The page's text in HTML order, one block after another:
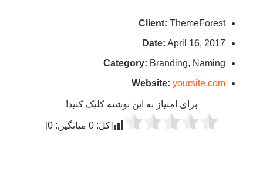
Client: ThemeForest
Date: April 16, 2017
Category: Branding, Naming
Website: yoursite.com
برای امتیاز به این نوشته کلیک کنید!
[کل:0 میانگین:0
]